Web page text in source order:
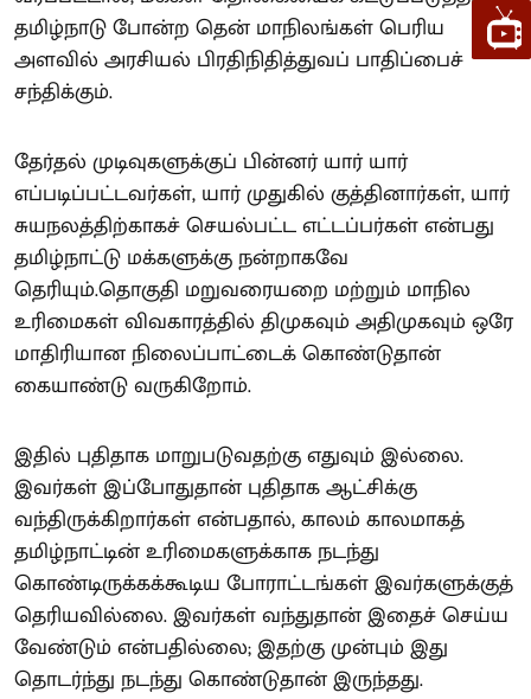
தமிழ்நாடு போன்ற தென் மாநிலங்கள் பெரிய
அளவில் அரசியல் பிரதிநிதித்துவப் பாதிப்பைச்
சந்திக்கும்.
தேர்தல் முடிவுகளுக்குப் பின்னர் யார் யார்
எப்படிப்பட்டவர்கள், யார் முதுகில் குத்தினார்கள், யார்
சுயநலத்திற்காகச் செயல்பட்ட எட்டப்பர்கள் என்பது
தமிழ்நாட்டு மக்களுக்கு நன்றாகவே
தெரியும்.தொகுதி மறுவரையறை மற்றும் மாநில
உரிமைகள் விவகாரத்தில் திமுகவும் அதிமுகவும் ஒரே
மாதிரியான நிலைப்பாட்டைக் கொண்டுதான்
கையாண்டு வருகிறோம்.
இதில் புதிதாக மாறுபடுவதற்கு எதுவும் இல்லை.
இவர்கள் இப்போதுதான் புதிதாக ஆட்சிக்கு
வந்திருக்கிறார்கள் என்பதால், காலம் காலமாகத்
தமிழ்நாட்டின் உரிமைகளுக்காக நடந்து
கொண்டிருக்கக்கூடிய போராட்டங்கள் இவர்களுக்குத்
தெரியவில்லை. இவர்கள் வந்துதான் இதைச் செய்ய
வேண்டும் என்பதில்லை; இதற்கு முன்பும் இது
தொடர்ந்து நடந்து கொண்டுதான் இருந்தது.